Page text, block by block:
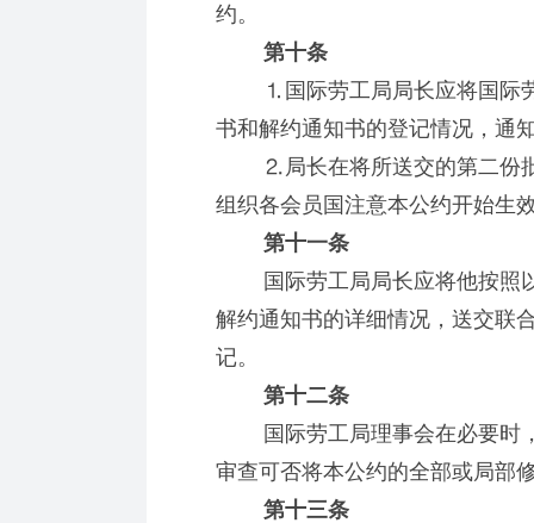
约。
第十条
⒈国际劳工局局长应将国际劳
书和解约通知书的登记情况，通
⒉局长在将所送交的第二份批
组织各会员国注意本公约开始生
第十一条
国际劳工局局长应将他按照以
解约通知书的详细情况，送交联
记。
第十二条
国际劳工局理事会在必要时，
审查可否将本公约的全部或局部
第十三条